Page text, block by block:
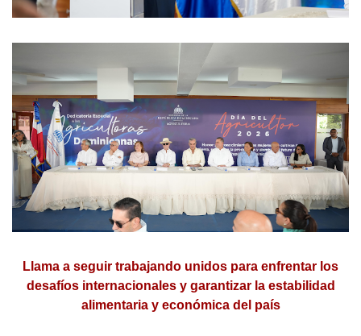
Llama a seguir trabajando unidos para enfrentar los
desafíos internacionales y garantizar la estabilidad
alimentaria y económica del país